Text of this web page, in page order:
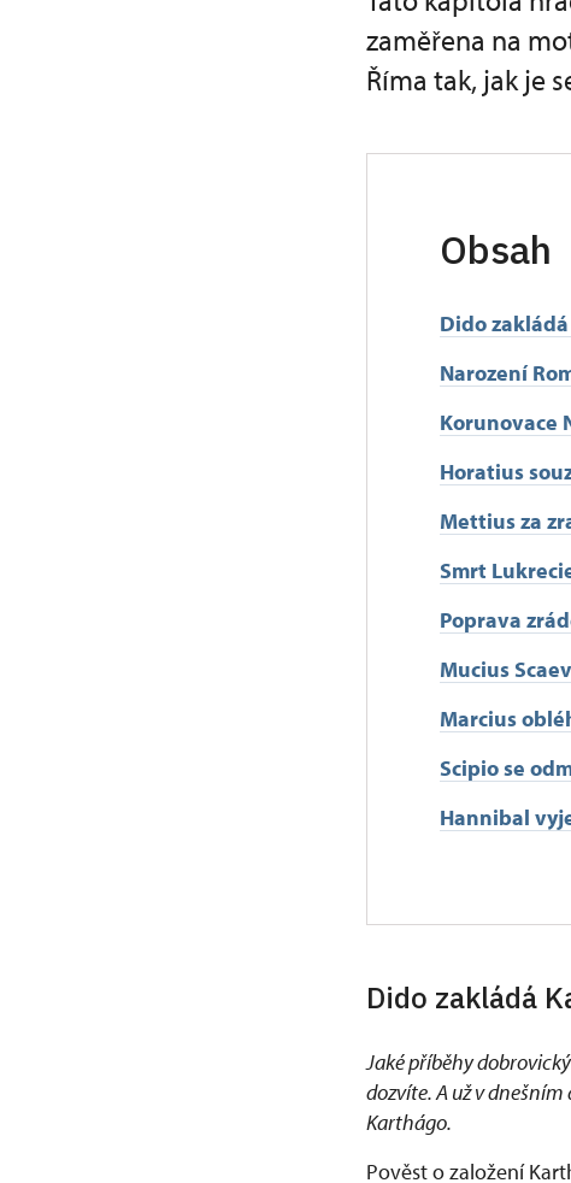
zaměřena na
Říma tak, jak je
Obsah
Dido
Narození
Korunovace
Horatius
Mettius za
Smrt
Poprava
Mucius
Marcius
Scipio se
Hannibal
Dido zakládá
Jaké příběhy
dozvíte. A už v
Karthágo.
Pověst o založení